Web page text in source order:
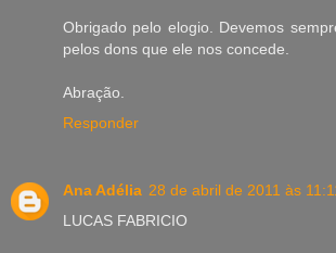
Obrigado pelo elogio. Devemos
pelos dons que ele nos concede.
Abração.
Responder
Ana Adélia 28 de abril de 2011 às
LUCAS FABRICIO